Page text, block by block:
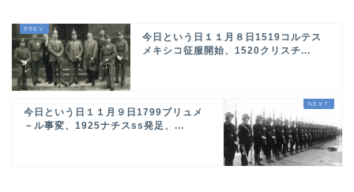
今日という日１１月８日1519コルテス
メキシコ征服開始、1520クリスチ...
今日という日１１月９日1799ブリュメ
－ル事変、1925ナチスss発足、...